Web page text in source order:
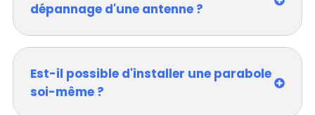
dépannage d'une antenne ?
Est-il possible d'installer une parabole
soi-même ?